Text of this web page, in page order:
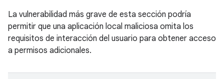
La vulnerabilidad más grave de esta sección podría
permitir que una aplicación local maliciosa omita los
requisitos de interacción del usuario para obtener acceso
a permisos adicionales.